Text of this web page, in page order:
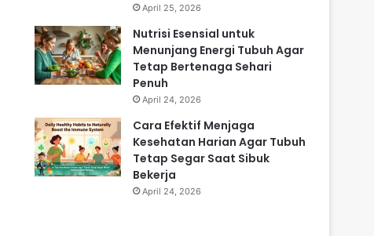
April 25, 2026
Nutrisi Esensial untuk
Menunjang Energi Tubuh Agar
Tetap Bertenaga Sehari
Penuh
April 24, 2026
Cara Efektif Menjaga
Kesehatan Harian Agar Tubuh
Tetap Segar Saat Sibuk
Bekerja
April 24, 2026